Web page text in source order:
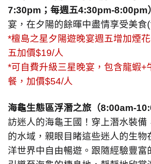
7:30pm ；每週五4:30pm-8:00pm
宴，在夕陽的餘暉中盡情享受美食(
*檀島之星夕陽遊晚宴週五增加煙
五加價$19/人
*可自費升級三星晚宴，包含龍蝦+
餐，加價$54/人
海龜生態區浮潛之旅（8:00am-
訪迷人的海龜王國！穿上潛水裝備
的水域，親眼目睹這些迷人的生物
洋世界中自由暢遊。跟隨經驗豐富